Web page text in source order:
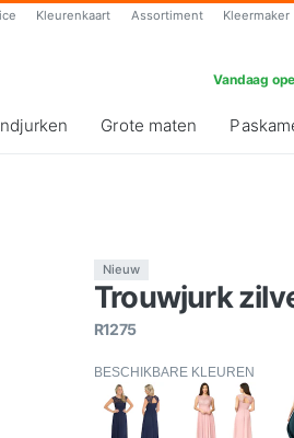
Kleurenkaart Assortiment Kleermaker
Vandaag
Grote maten
Nieuw
Trouwjurk
R1275
BESCHIKBARE KLEUREN